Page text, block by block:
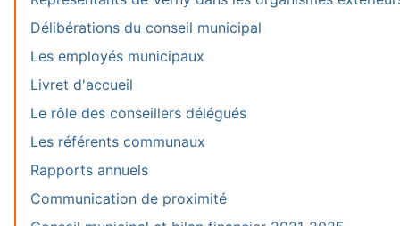
Délibérations du conseil municipal
Les employés municipaux
Livret d'accueil
Le rôle des conseillers délégués
Les référents communaux
Rapports annuels
Communication de proximité